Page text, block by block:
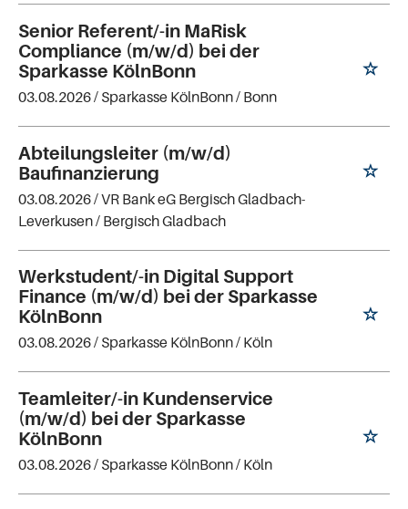
Senior Referent/-in MaRisk
Compliance (m/w/d) bei der
Sparkasse KölnBonn
03.08.2026 / Sparkasse KölnBonn/ Bonn
Abteilungsleiter (m/w/d)
Baufinanzierung
03.08.2026 /VR Bank eG Bergisch Gladbach-
Leverkusen/ Bergisch Gladbach
Werkstudent/-in Digital Support
Finance (m/w/d) bei der Sparkasse
KölnBonn
03.08.2026 / Sparkasse KölnBonn/ Köln
Teamleiter/-in Kundenservice
(m/w/d) bei der Sparkasse
KölnBonn
03.08.2026 / Sparkasse KölnBonn/ Köln